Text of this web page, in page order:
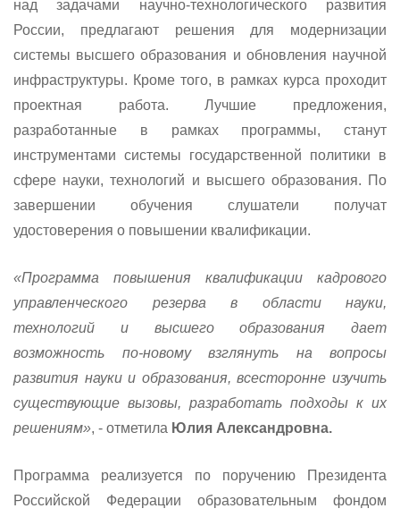
над задачами научно-технологического развития
России, предлагают решения для модернизации
системы высшего образования и обновления научной
инфраструктуры. Кроме того, в рамках курса проходит
проектная работа. Лучшие предложения,
разработанные в рамках программы, станут
инструментами системы государственной политики в
сфере науки, технологий и высшего образования. По
завершении обучения слушатели получат
удостоверения о повышении квалификации.
«Программа повышения квалификации кадрового
управленческого резерва в области науки,
технологий и высшего образования дает
возможность по-новому взглянуть на вопросы
развития науки и образования, всесторонне изучить
существующие вызовы, разработать подходы к их
решениям», - отметила Юлия Александровна.
Программа реализуется по поручению Президента
Российской Федерации образовательным фондом